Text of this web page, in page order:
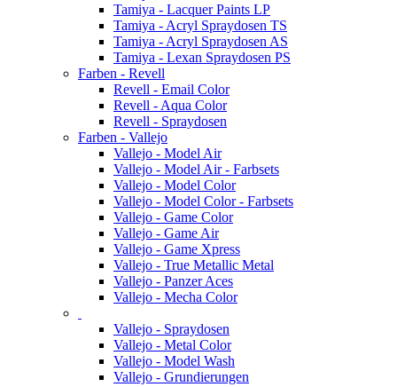
Tamiya - Lacquer Paints LP
Tamiya - Acryl Spraydosen TS
Tamiya - Acryl Spraydosen AS
Tamiya - Lexan Spraydosen PS
Farben - Revell
Revell - Email Color
Revell - Aqua Color
Revell - Spraydosen
Farben - Vallejo
Vallejo - Model Air
Vallejo - Model Air - Farbsets
Vallejo - Model Color
Vallejo - Model Color - Farbsets
Vallejo - Game Color
Vallejo - Game Air
Vallejo - Game Xpress
Vallejo - True Metallic Metal
Vallejo - Panzer Aces
Vallejo - Mecha Color
Vallejo - Spraydosen
Vallejo - Metal Color
Vallejo - Model Wash
Vallejo - Grundierungen